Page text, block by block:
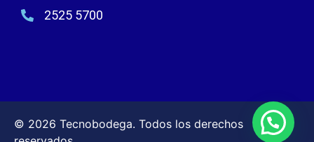
2525 5700
© 2026 Tecnobodega. Todos los derechos